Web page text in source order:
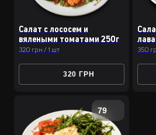
Салат с лососем и
вялеными томатами 250г
320 грн / 1 шт
320 ГРН
350
79